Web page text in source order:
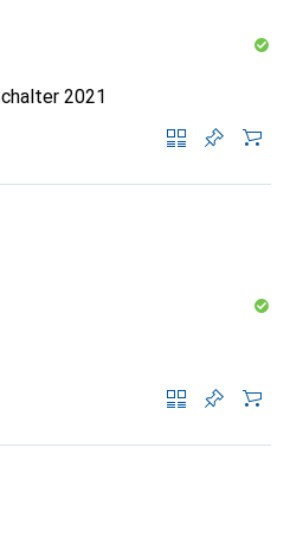
2021